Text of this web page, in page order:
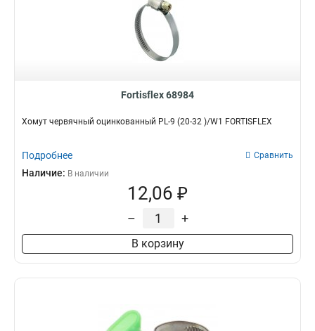
Fortisflex 68984
Хомут червячный оцинкованный PL-9 (20-32 )/W1 FORTISFLEX
Подробнее Сравнить
Наличие: В наличии
12,06 ₽
– +
В корзину